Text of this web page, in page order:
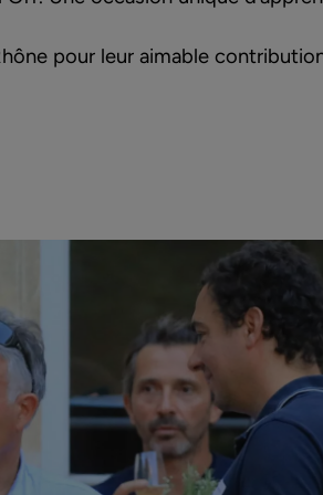
pour leur aimable